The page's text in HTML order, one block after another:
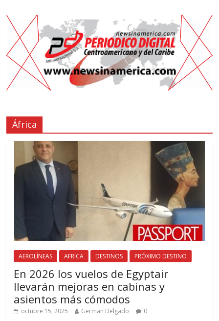
África
AEROLÍNEAS AFRICA DESTINOS PRÓXIMO DESTINO
En 2026 los vuelos de Egyptair
llevarán mejoras en cabinas y
asientos más cómodos
octubre 15, 2025 German Delgado 0